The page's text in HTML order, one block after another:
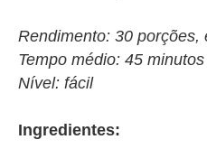
Rendimento: 30 porções,
Tempo médio: 45 minutos
Nível: fácil
Ingredientes: